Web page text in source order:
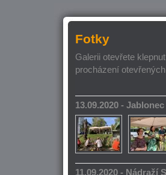
Fotky
Galerii otevřete
procházení
13.09.2020 -
11.09.2020 - Nádraží